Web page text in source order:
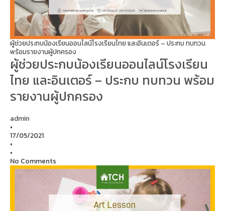
ผู้ช่วยประกบน้องเรียนออนไลน์โรงเรียนไทย และอินเตอร์ – ประกบ ทบทวน
พร้อมรายงานผู้ปกครอง
ผู้ช่วยประกบน้องเรียนออนไลน์โรงเรียน
ไทย และอินเตอร์ – ประกบ ทบทวน พร้อม
รายงานผู้ปกครอง
admin
•
17/05/2021
•
•
No Comments